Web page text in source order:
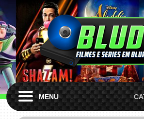
MENU